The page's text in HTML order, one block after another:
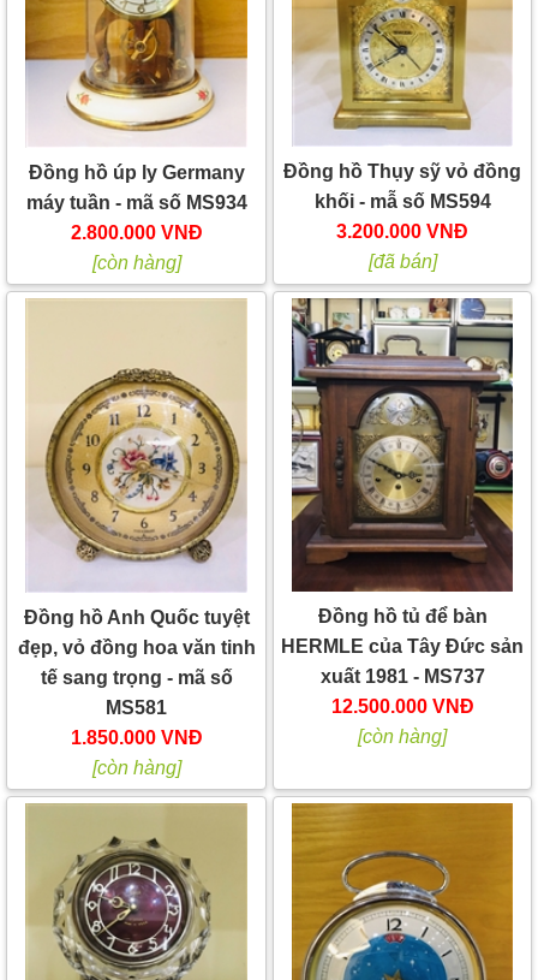
Đồng hồ úp ly Germany
máy tuần - mã số MS934
2.800.000 VNĐ
[còn hàng]
Đồng hồ Thụy sỹ vỏ đồng
khối - mẫ số MS594
3.200.000 VNĐ
[đã bán]
Đồng hồ Anh Quốc tuyệt
đẹp, vỏ đồng hoa văn tinh
tế sang trọng - mã số
MS581
1.850.000 VNĐ
[còn hàng]
Đồng hồ tủ để bàn
HERMLE của Tây Đức sản
xuất 1981 - MS737
12.500.000 VNĐ
[còn hàng]